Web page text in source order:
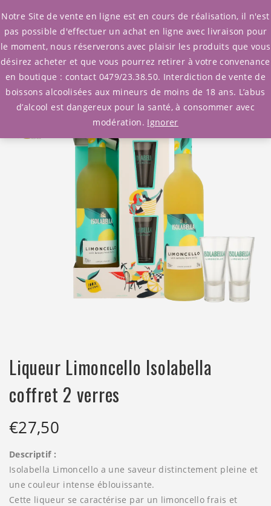
0
Accueil/Coffrets Cadeaux
/ Liqueur Limoncello Isolabella coffret 2 verres
Liqueur Limoncello Isolabella
coffret 2 verres
€27,50
Descriptif :
Isolabella Limoncello a une saveur distinctement pleine et
une couleur intense éblouissante.
Cette liqueur se caractérise par un limoncello frais et
Notre Site de vente en ligne est en cours de réalisation, il n'est
pas possible d'effectuer un achat en ligne avec livraison pour
le moment, nous réserverons avec plaisir les produits que vous
désirez acheter et que vous pourrez retirer à votre convenance
en boutique : contact 0479/23.38.50. Interdiction de vente de
boissons alcoolisées aux mineurs de moins de 18 ans. L’abus
d’alcool est dangereux pour la santé, à consommer avec
modération. Ignorer